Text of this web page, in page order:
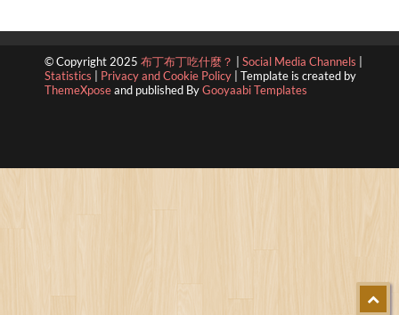
© Copyright 2025 布丁布丁吃什麼？ Social Media Channels
Statistics
Privacy and Cookie Policy
Template is created by
ThemeXposeand published ByGooyaabi Templates